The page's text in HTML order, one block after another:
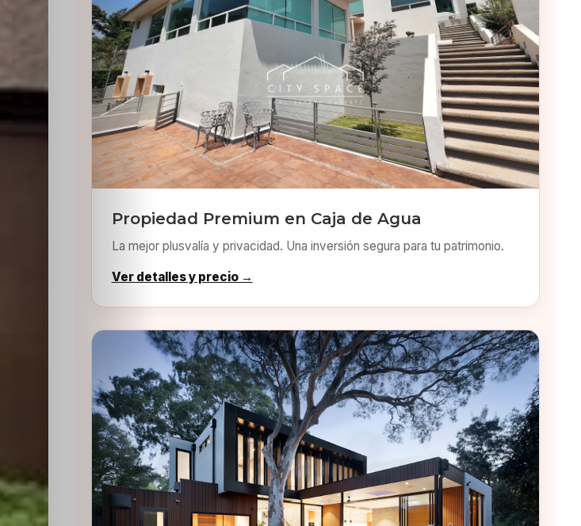
Casting
HolliKids
Contacto
Search
Propiedad Premium en Caja de Agua
La mejor plusvalía y privacidad. Una inversión segura para tu patrimonio.
Ver detalles y precio →